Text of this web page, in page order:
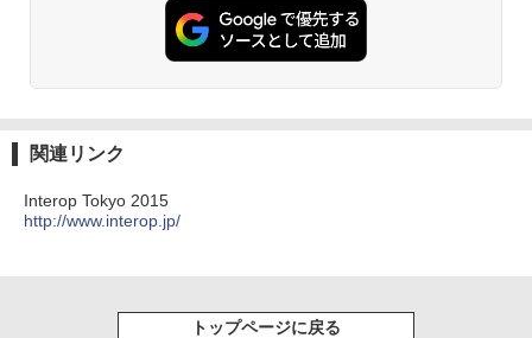
関連リンク
Interop Tokyo 2015
http://www.interop.jp/
トップページに戻る